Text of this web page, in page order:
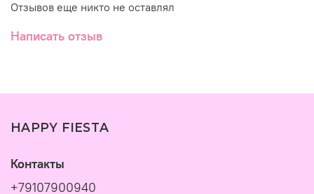
Отзывов еще никто не оставлял
Написать отзыв
HAPPY FIESTA
Контакты
+79107900940